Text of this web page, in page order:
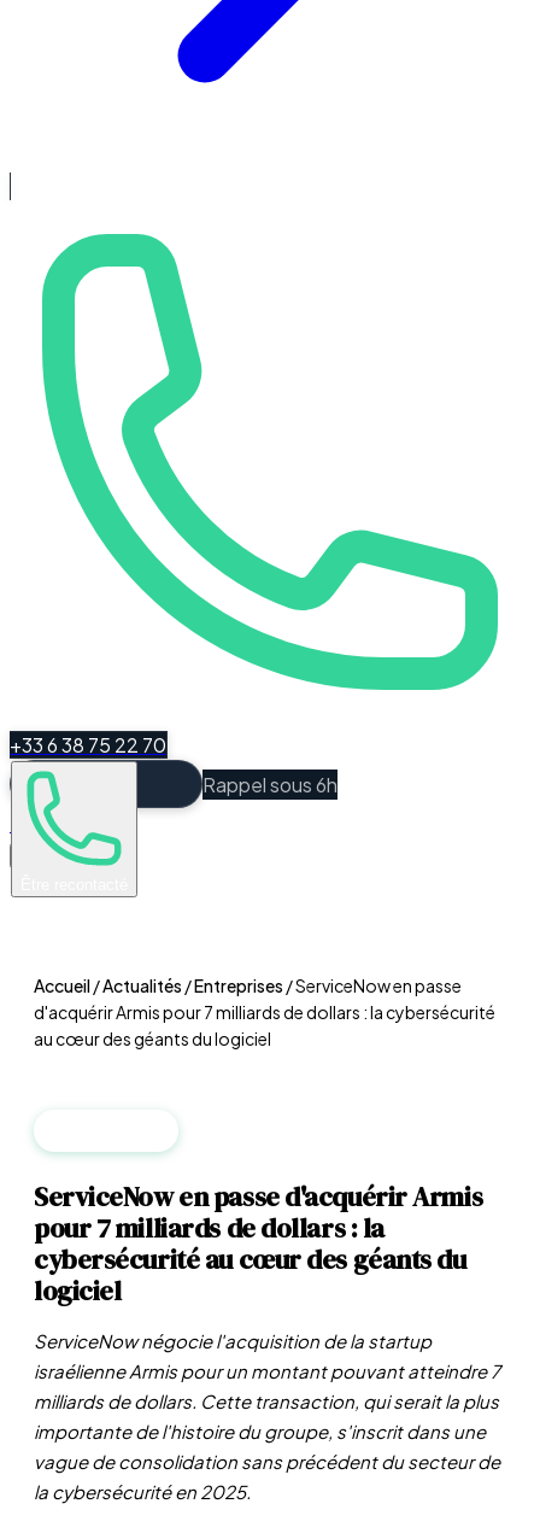
+33 6 38 75 22 70
Rappel sous 6h
Espace Client
Accueil/Actualités /Entreprises /ServiceNow en passe
d'acquérir Armis pour 7 milliards de dollars : la cybersécurité
au cœur des géants du logiciel
ServiceNow en passe d'acquérir Armis
pour 7 milliards de dollars : la
cybersécurité au cœur des géants du
logiciel
ServiceNow négocie l'acquisition de la startup
israélienne Armis pour un montant pouvant atteindre 7
milliards de dollars. Cette transaction, qui serait la plus
importante de l'histoire du groupe, s'inscrit dans une
vague de consolidation sans précédent du secteur de
la cybersécurité en 2025.